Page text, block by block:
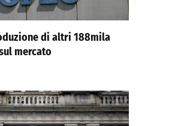
di altri 188mila
mercato